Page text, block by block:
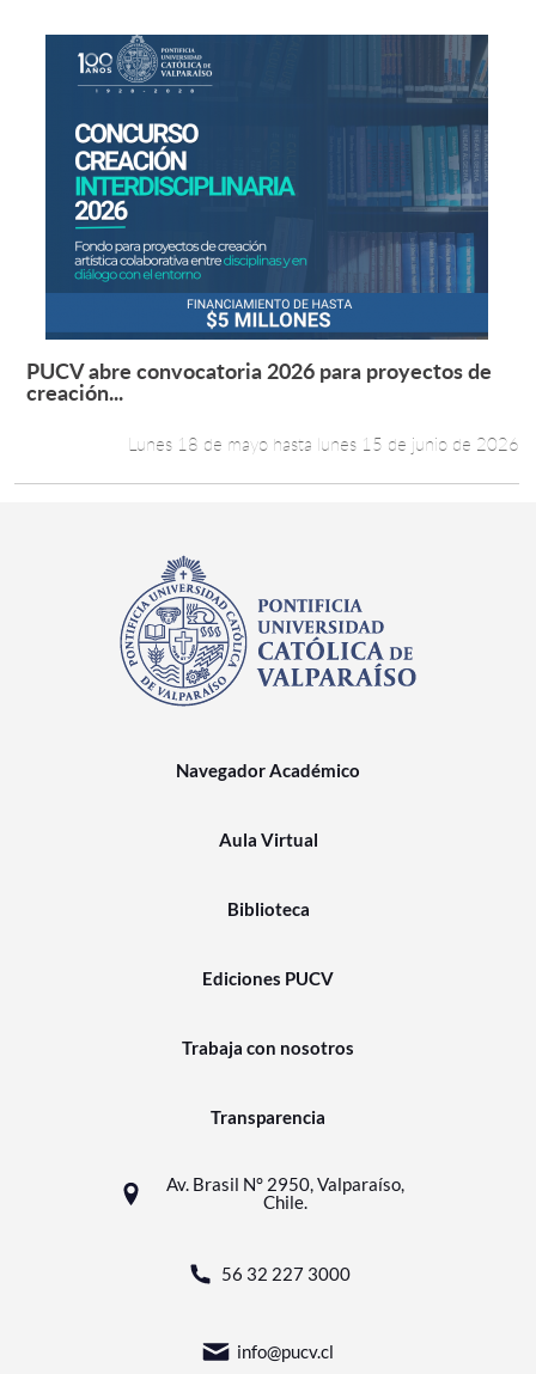
Leer más +
PUCV abre convocatoria 2026 para proyectos de
creación...
Lunes 18 de mayo hasta lunes 15 de junio de 2026
Navegador Académico
Aula Virtual
Biblioteca
Ediciones PUCV
Trabaja con nosotros
Transparencia
Av. Brasil N° 2950, Valparaíso,
Chile.
56 32 227 3000
info@pucv.cl